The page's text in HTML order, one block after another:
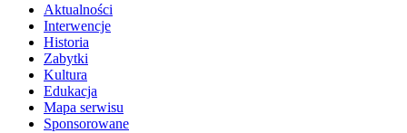
Aktualności
Interwencje
Historia
Zabytki
Kultura
Edukacja
Mapa serwisu
Sponsorowane